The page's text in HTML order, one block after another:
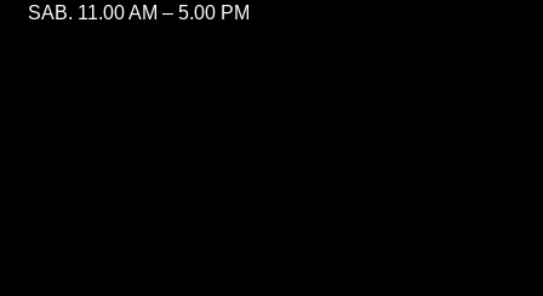
SAB. 11.00 AM – 5.00 PM